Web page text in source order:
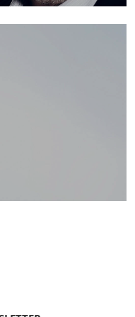
lebe zutiefst aus
Gewissheit und
zu sein. Das ist
Also wenn
Vortrag ist für dich
eher die
hier ist
daraus zu
daraus zu denken, zu
was ist die Lehre?